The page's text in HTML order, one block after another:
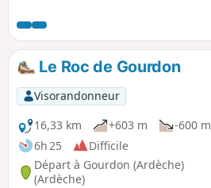
Le Roc de Gourdon
Visorandonneur
16,33 km
+603 m
-600 m
6h 25
Difficile
Départ à Gourdon (Ardèche)
(Ardèche)